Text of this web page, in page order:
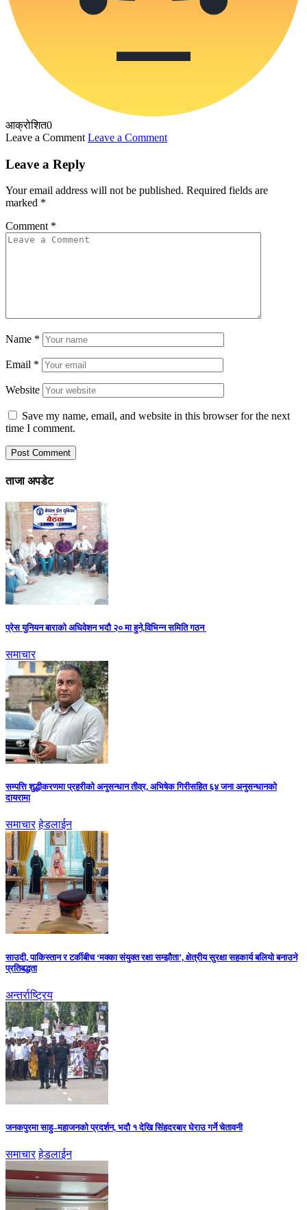
आक्रोशित0
Leave a Comment Leave a Comment
Leave a Reply
Your email address will not be published. Required fields are
marked *
Comment *
Name *
Email *
Website
Save my name, email, and website in this browser for the next
time I comment.
ताजा अपडेट
प्रेस युनियन बाराको अधिवेशन भदौ २० मा हुने,विभिन्न समिति गठन
समाचार
सम्पत्ति शुद्धीकरणमा प्रहरीको अनुसन्धान तीव्र, अभिषेक गिरीसहित ६४ जना अनुसन्धानको
दायरामा
समाचार हेडलाईन
साउदी, पाकिस्तान र टर्कीबीच ‘मक्का संयुक्त रक्षा सम्झौता’, क्षेत्रीय सुरक्षा सहकार्य बलियो बनाउने
प्रतिबद्धता
अन्तर्राष्ट्रिय
जनकपुरमा साहु–महाजनको प्रदर्शन, भदौ १ देखि सिंहदरबार घेराउ गर्ने चेतावनी
समाचार हेडलाईन